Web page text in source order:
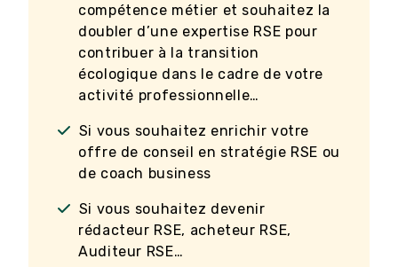
compétence métier et souhaitez la
doubler d’une expertise RSE pour
contribuer à la transition
écologique dans le cadre de votre
activité professionnelle…
Si vous souhaitez enrichir votre
offre de conseil en stratégie RSE ou
de coach business
Si vous souhaitez devenir
rédacteur RSE, acheteur RSE,
Auditeur RSE…